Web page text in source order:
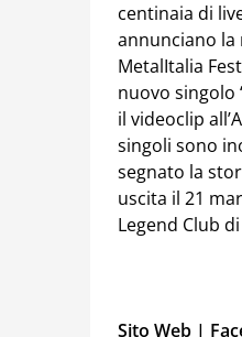
centinaia di
annunciano la
MetalItalia
nuovo singolo
il videoclip
singoli sono
segnato la
uscita il 21
Legend Club
Sito Web |